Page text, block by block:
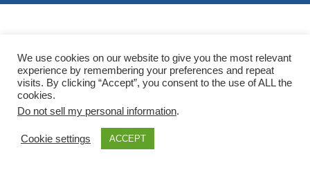
We use cookies on our website to give you the most relevant
experience by remembering your preferences and repeat
visits. By clicking “Accept”, you consent to the use of ALL the
cookies.
Do not sell my personal information.
Cookie settings ACCEPT